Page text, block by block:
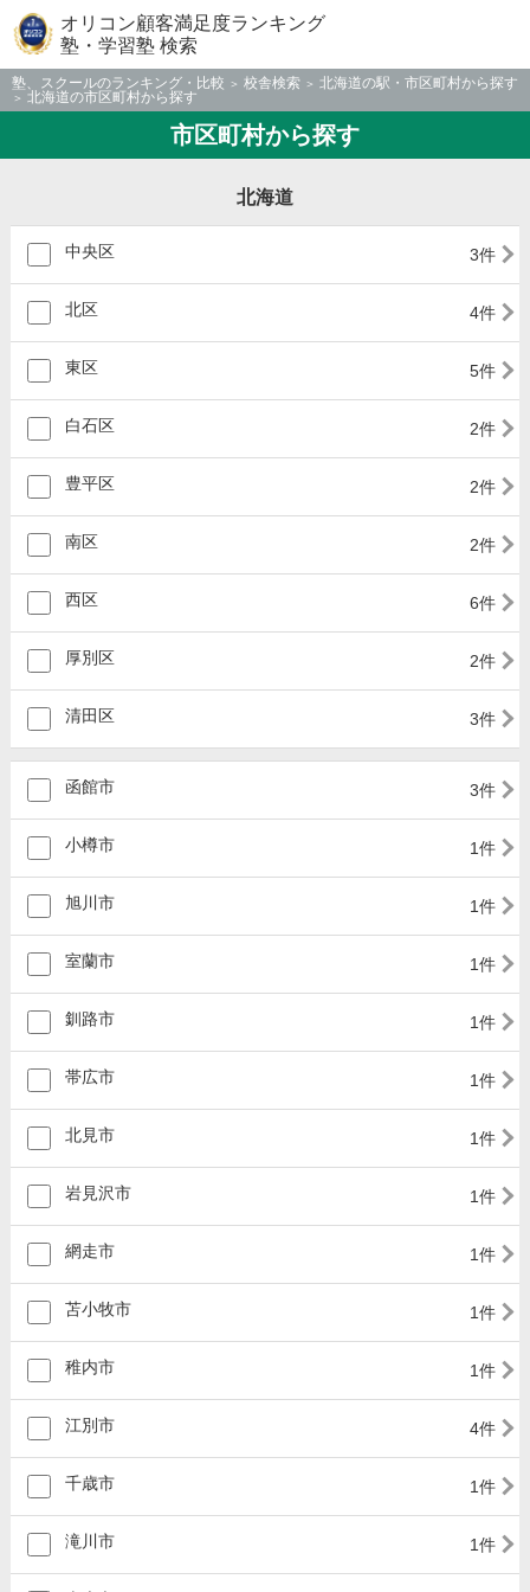
オリコン顧客満足度ランキング
塾・学習塾 検索
塾、スクールのランキング・比較 校舎検索
北海道の駅・市区町村から探す
北海道の市区町村から探す
市区町村から探す
北海道
中央区 3件
北区 4件
東区 5件
白石区 2件
豊平区 2件
南区 2件
西区 6件
厚別区 2件
清田区 3件
函館市 3件
小樽市 1件
旭川市 1件
室蘭市 1件
釧路市 1件
帯広市 1件
北見市 1件
岩見沢市 1件
網走市 1件
苫小牧市 1件
稚内市 1件
江別市 4件
千歳市 1件
滝川市 1件